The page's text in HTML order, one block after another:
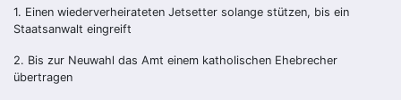
1. Einen wiederverheirateten Jetsetter solange stützen, bis ein
Staatsanwalt eingreift
2. Bis zur Neuwahl das Amt einem katholischen Ehebrecher
übertragen